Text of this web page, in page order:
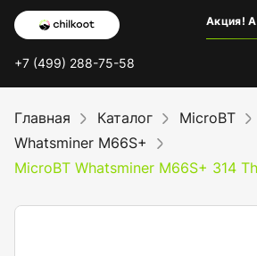
Акция!
+7 (499) 288-75-58
Главная Каталог
MicroBT
Whatsminer M66S+
MicroBT Whatsminer M66S+ 314